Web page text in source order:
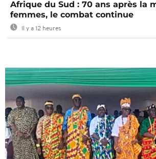
Afrique du Sud : 70 ans après la
femmes, le combat continue
Il y a 12 heures